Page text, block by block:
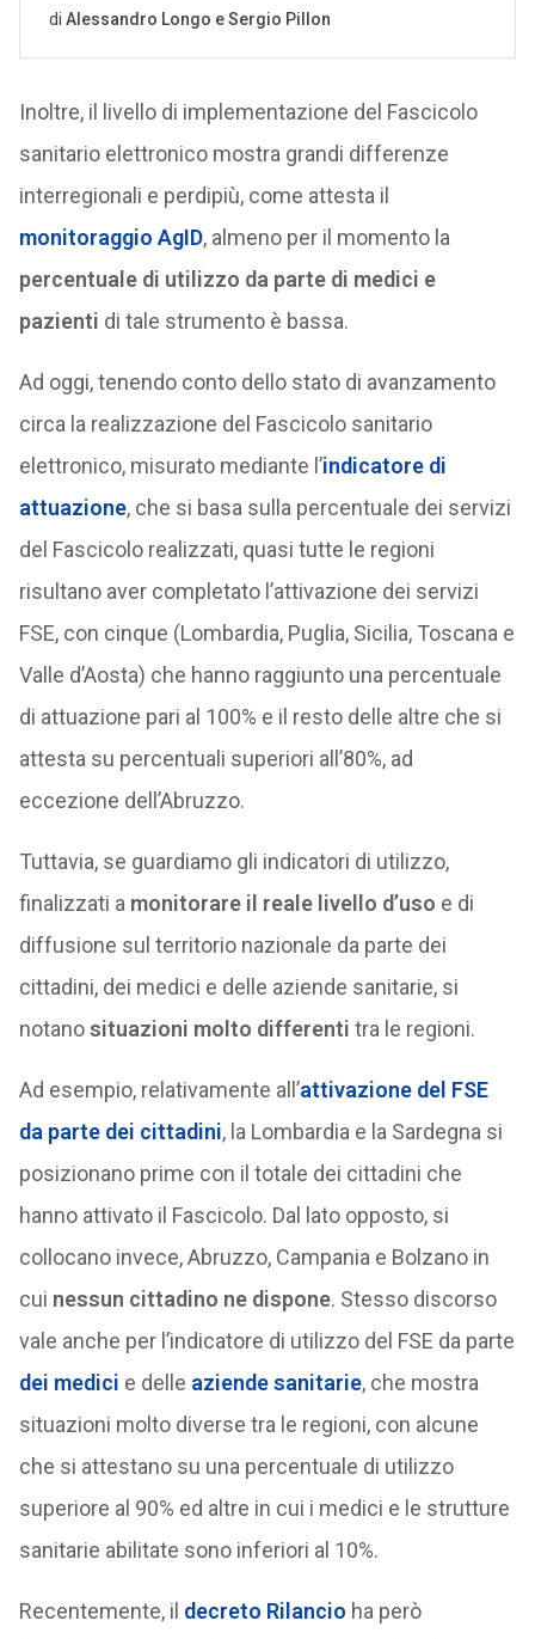
Inoltre, il livello di implementazione del Fascicolo
sanitario elettronico mostra grandi differenze
interregionali e perdipiù, come attesta il
monitoraggio AgID, almeno per il momento la
percentuale di utilizzo da parte di medici e
pazienti di tale strumento è bassa.
Ad oggi, tenendo conto dello stato di avanzamento
circa la realizzazione del Fascicolo sanitario
elettronico, misurato mediante l’indicatore di
attuazione, che si basa sulla percentuale dei servizi
del Fascicolo realizzati, quasi tutte le regioni
risultano aver completato l’attivazione dei servizi
FSE, con cinque (Lombardia, Puglia, Sicilia, Toscana e
Valle d’Aosta) che hanno raggiunto una percentuale
di attuazione pari al 100% e il resto delle altre che si
attesta su percentuali superiori all’80%, ad
eccezione dell’Abruzzo.
Tuttavia, se guardiamo gli indicatori di utilizzo,
finalizzati a monitorare il reale livello d’uso e di
diffusione sul territorio nazionale da parte dei
cittadini, dei medici e delle aziende sanitarie, si
notanosituazioni molto differenti tra le regioni.
Ad esempio, relativamente all’attivazione del FSE
da parte dei cittadini, la Lombardia e la Sardegna si
posizionano prime con il totale dei cittadini che
hanno attivato il Fascicolo. Dal lato opposto, si
collocano invece, Abruzzo, Campania e Bolzano in
cui nessun cittadino ne dispone. Stesso discorso
vale anche per l’indicatore di utilizzo del FSE da parte
dei medici e delle aziende sanitarie, che mostra
situazioni molto diverse tra le regioni, con alcune
che si attestano su una percentuale di utilizzo
superiore al 90% ed altre in cui i medici e le strutture
sanitarie abilitate sono inferiori al 10%.
Recentemente, il decreto Rilancio ha però